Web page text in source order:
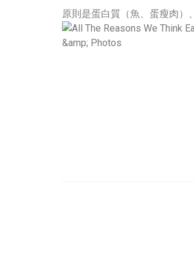
原則是蛋白質（魚、蛋瘦肉